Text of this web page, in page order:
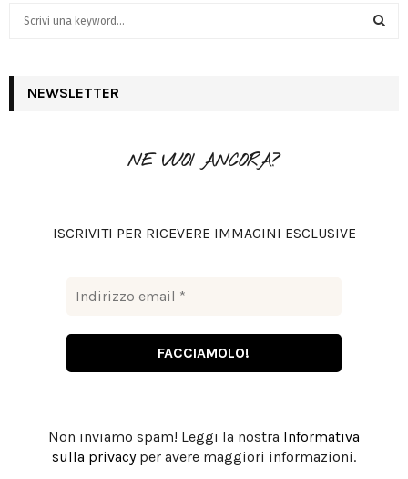
h
NEWSLETTER
NE VUOI ANCORA?
ISCRIVITI PER RICEVERE IMMAGINI ESCLUSIVE
Non inviamo spam! Leggi la nostra Informativa
sulla privacyper avere maggiori informazioni.